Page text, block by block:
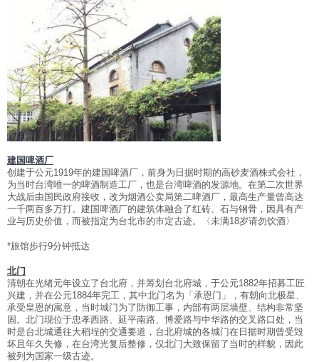
建国啤酒厂
创建于公元1919年的建国啤酒厂，前身为日据时期的高砂麦酒株式会社，
为当时台湾唯一的啤酒制造工厂，也是台湾啤酒的发源地。在第二次世界
大战后由国民政府接收，改为烟酒公卖局第二啤酒厂，最高生产量曾高达
一千两百多万打。建国啤酒厂的建筑体融合了红砖、石与钢骨，因具有产
业与历史价值，而被指定为台北市的市定古迹。〈未满18岁请勿饮酒〉
*旅馆步行9分钟抵达
北门
清朝在光绪元年设立了台北府，并筹划台北府城，于公元1882年招募工匠
兴建，并在公元1884年完工，其中北门名为「承恩门」，有朝向北极星、
承受皇恩的寓意，当时城门为了防御工事，内部有两层墙壁、结构非常坚
固。北门现位于忠孝西路、延平南路、博爱路与中华路的交叉路口处，当
时是台北城通往大稻埕的交通要道，台北府城的各城门在日据时期曾受毁
坏且年久失修，在台湾光复后整修，仅北门大致保留了当时的样貌，因此
被列为国家一级古迹。